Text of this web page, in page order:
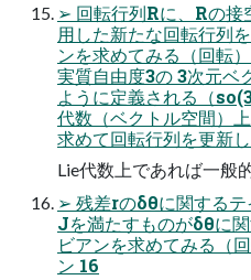
➢ 回転行列Rに、Rの接
用した新たな回転行列
ンを求めてみる（回転
実質自由度3の 3次元ベ
ように定義される（
代数（ベクトル空間）
求めて回転行列を更新し
Lie代数上であれば一般
➢ 残差rのδθに関する
Jを満たすものがδθに
ビアンを求めてみる（
ン 16